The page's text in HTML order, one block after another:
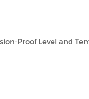
Proof Level and